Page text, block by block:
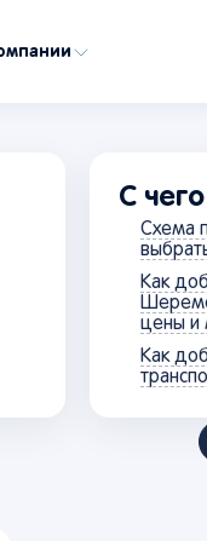
С
Схема
Как
цены и
Как